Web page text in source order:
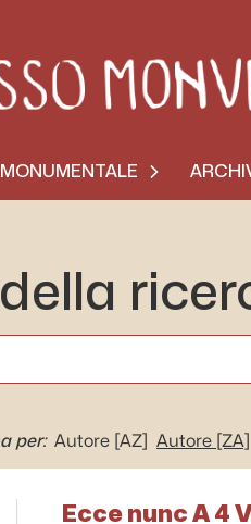
per: Autore [AZ] Autore [ZA]
Ecce nunc A 4